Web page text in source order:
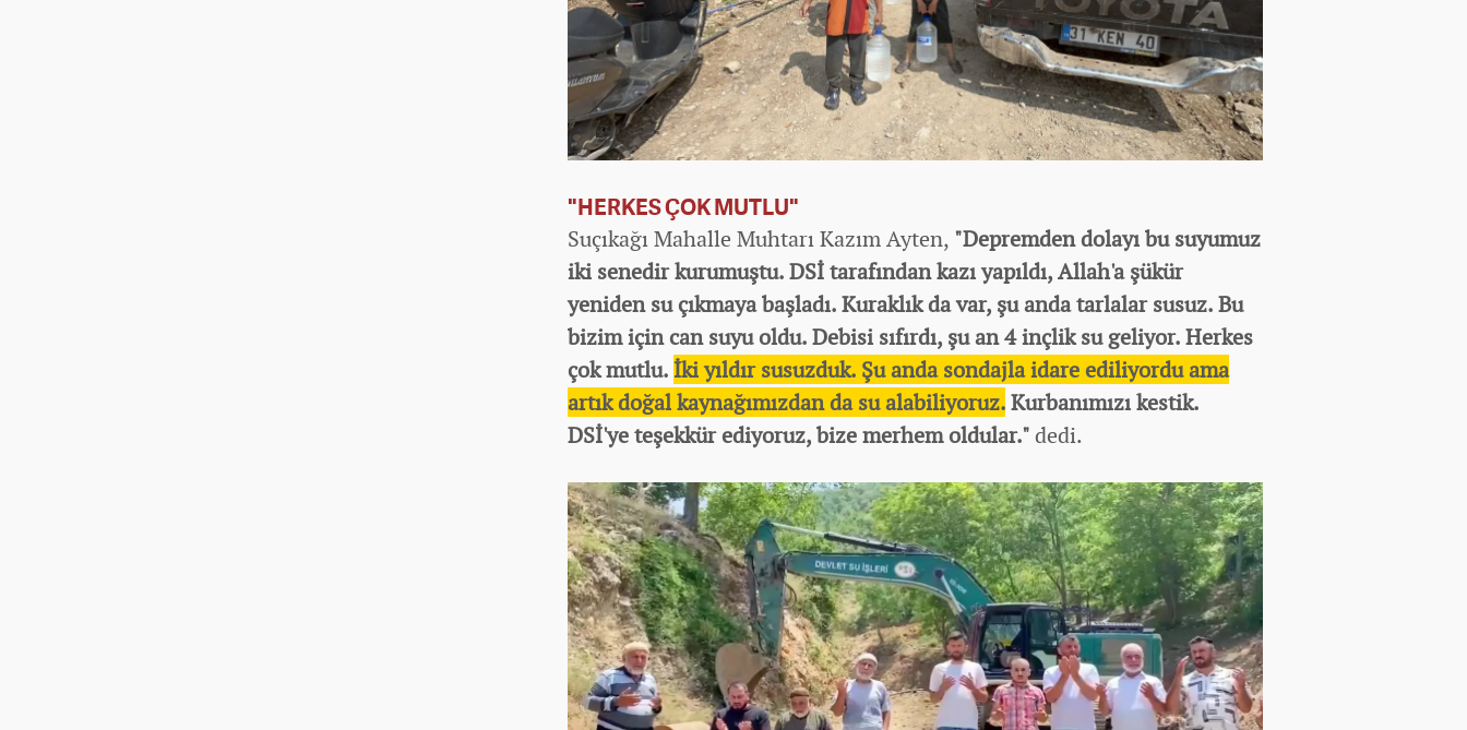
"HERKES ÇOK MUTLU"
Suçıkağı Mahalle Muhtarı Kazım Ayten, "Depremden dolayı bu suyumuz
iki senedir kurumuştu. DSİ tarafından kazı yapıldı, Allah'a şükür
yeniden su çıkmaya başladı. Kuraklık da var, şu anda tarlalar susuz. Bu
bizim için can suyu oldu. Debisi sıfırdı, şu an 4 inçlik su geliyor. Herkes
çok mutlu. İki yıldır susuzduk. Şu anda sondajla idare ediliyordu ama
artık doğal kaynağımızdan da su alabiliyoruz.Kurbanımızı kestik.
DSİ'ye teşekkür ediyoruz, bize merhem oldular."dedi.